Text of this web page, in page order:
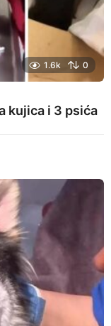
1.6k 0
kujica i 3 psića